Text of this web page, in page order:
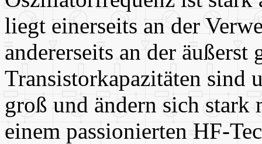
liegt einerseits an der
andererseits an der
Transistorkapazitäten sind
groß und ändern sich
einem passionierten HF-